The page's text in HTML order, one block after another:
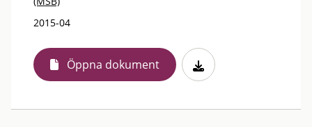
2015-04
Öppna dokument